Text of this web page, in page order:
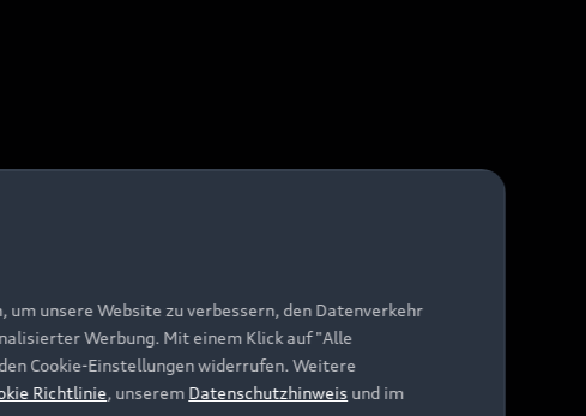
unsere Website zu verbessern, den Datenverkehr
Werbung. Mit einem Klick auf "Alle
Cookie-Einstellungen widerrufen. Weitere
Richtlinie, unserem Datenschutzhinweis und im